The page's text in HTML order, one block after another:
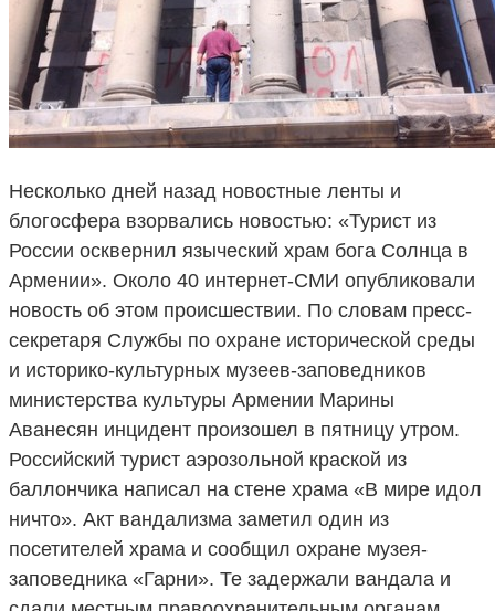
Несколько дней назад новостные ленты и
блогосфера взорвались новостью: «Турист из
России осквернил языческий храм бога Солнца в
Армении». Около 40 интернет-СМИ опубликовали
новость об этом происшествии. По словам пресс-
секретаря Службы по охране исторической среды
и историко-культурных музеев-заповедников
министерства культуры Армении Марины
Аванесян инцидент произошел в пятницу утром.
Российский турист аэрозольной краской из
баллончика написал на стене храма «В мире идол
ничто». Акт вандализма заметил один из
посетителей храма и сообщил охране музея-
заповедника «Гарни». Те задержали вандала и